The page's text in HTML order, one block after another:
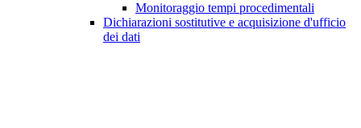
Monitoraggio tempi procedimentali
Dichiarazioni sostitutive e acquisizione d'ufficio
dei dati